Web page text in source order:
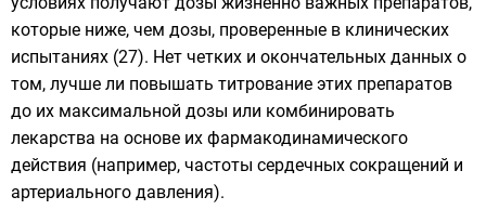
которые ниже, чем дозы, проверенные в клинических
испытаниях (27). Нет четких и окончательных данных о
том, лучше ли повышать титрование этих препаратов
до их максимальной дозы или комбинировать
лекарства на основе их фармакодинамического
действия (например, частоты сердечных сокращений и
артериального давления).